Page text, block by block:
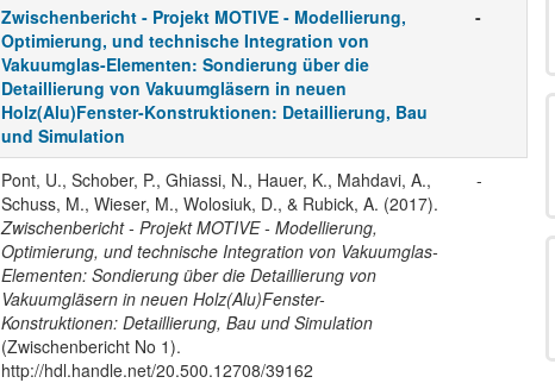
Zwischenbericht - Projekt MOTIVE - Modellierung,
Optimierung, und technische Integration von
Vakuumglas-Elementen: Sondierung über die
Detaillierung von Vakuumgläsern in neuen
Holz(Alu)Fenster-Konstruktionen: Detaillierung, Bau
und Simulation
-
Pont, U., Schober, P., Ghiassi, N., Hauer, K., Mahdavi, A.,
Schuss, M., Wieser, M., Wolosiuk, D., & Rubick, A. (2017).
Zwischenbericht - Projekt MOTIVE - Modellierung,
Optimierung, und technische Integration von Vakuumglas-
Elementen: Sondierung über die Detaillierung von
Vakuumgläsern in neuen Holz(Alu)Fenster-
Konstruktionen: Detaillierung, Bau und Simulation
(Zwischenbericht No 1).
http://hdl.handle.net/20.500.12708/39162
-